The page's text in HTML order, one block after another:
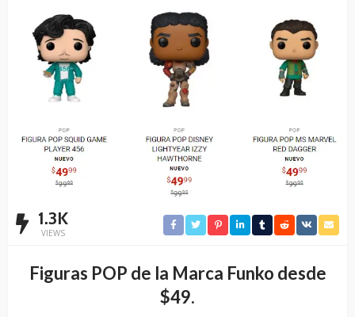
1.3K
VIEWS
Figuras POP de la Marca Funko desde
$49.